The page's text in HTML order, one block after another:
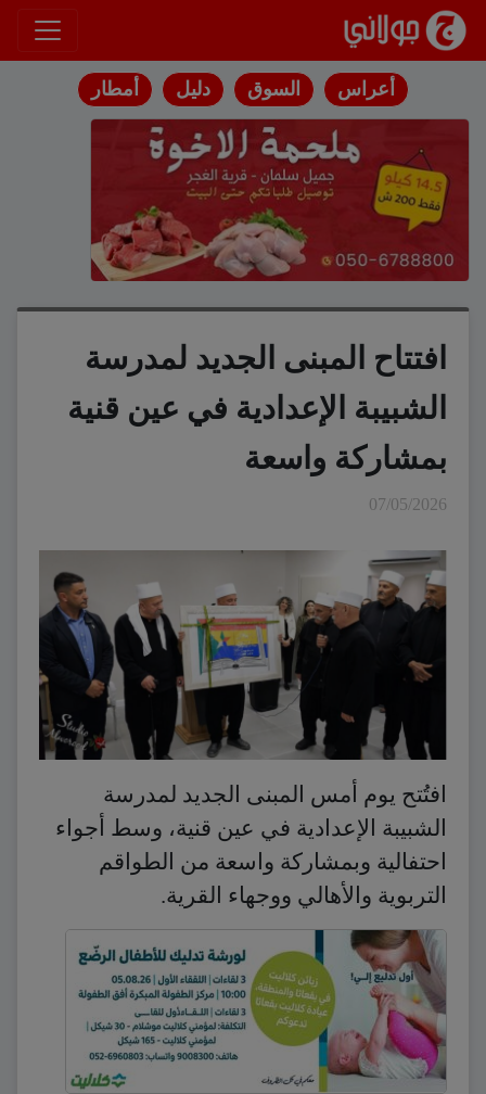
انتقل إلى المحتوى
أعراس السوق دليل أمطار
افتتاح المبنى الجديد لمدرسة
الشبيبة الإعدادية في عين قنية
بمشاركة واسعة
07/05/2026
افتُتح يوم أمس المبنى الجديد لمدرسة
الشبيبة الإعدادية في عين قنية، وسط أجواء
احتفالية وبمشاركة واسعة من الطواقم
التربوية والأهالي ووجهاء القرية.